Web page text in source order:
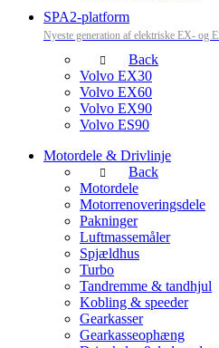
SPA2-platform
Nyeste generation af elektriske EX- og
Back
Volvo EX30
Volvo EX60
Volvo EX90
Volvo ES90
Motordele & Drivlinje
Back
Motordele
Motorrenoveringsdele
Pakninger
Luftmassemåler
Spjældhus
Turbo
Tandremme & tandhjul
Kobling & speeder
Gearkasser
Gearkasseophæng